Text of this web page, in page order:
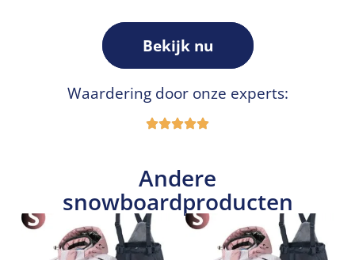
Bekijk nu
Waardering door onze experts:
Andere
snowboardproducten